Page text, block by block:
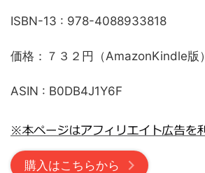
ISBN-13 ‏: ‎978-4088933818
価格：７３２円（AmazonKindle版）
ASIN ‏: ‎B0DB4J1Y6F
購入はこちらから